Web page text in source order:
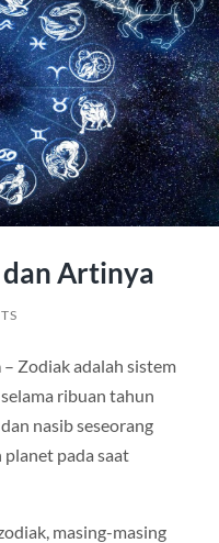
Artinya
– Zodiak adalah sistem
ribuan tahun
nasib seseorang
pada saat
masing-masing